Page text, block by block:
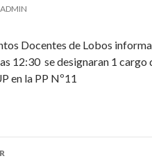
ADMIN
Docentes de Lobos
12:30 se designaran 1 cargo
en la PP Nº11